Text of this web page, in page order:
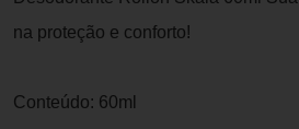
na proteção e conforto!
Conteúdo: 60ml